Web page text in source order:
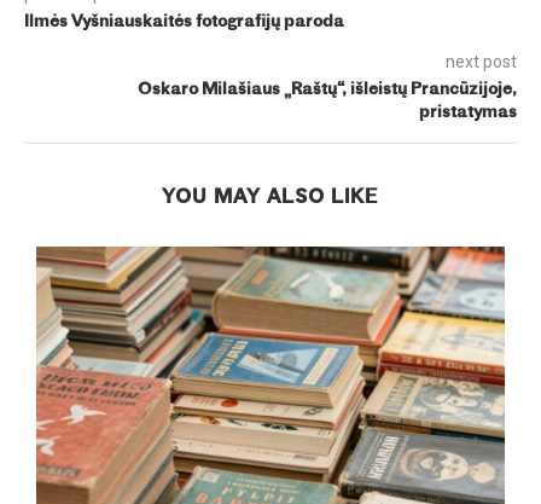
Ilmės Vyšniauskaitės fotografijų paroda
next post
Oskaro Milašiaus „Raštų“, išleistų Prancūzijoje,
pristatymas
YOU MAY ALSO LIKE